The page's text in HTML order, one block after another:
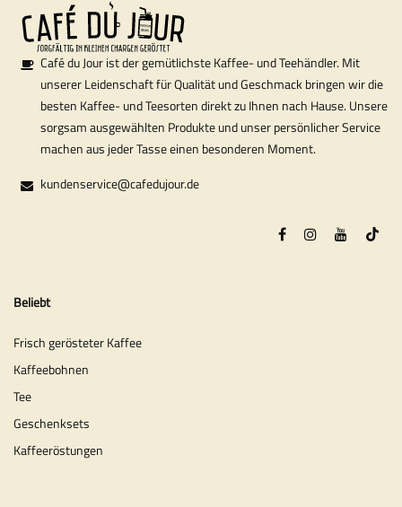
Café du Jour ist der gemütlichste Kaffee- und Teehändler. Mit
unserer Leidenschaft für Qualität und Geschmack bringen wir die
besten Kaffee- und Teesorten direkt zu Ihnen nach Hause. Unsere
sorgsam ausgewählten Produkte und unser persönlicher Service
machen aus jeder Tasse einen besonderen Moment.
kundenservice@cafedujour.de
Beliebt
Frisch gerösteter Kaffee
Kaffeebohnen
Tee
Geschenksets
Kaffeeröstungen